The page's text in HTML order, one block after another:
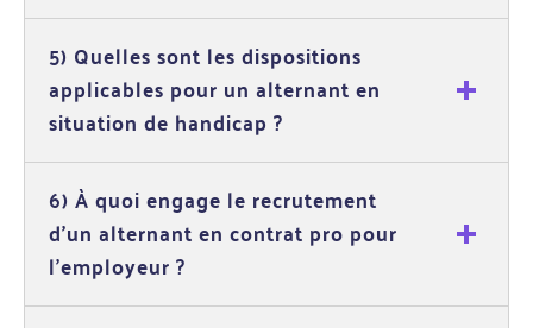
5) Quelles sont les dispositions
applicables pour un alternant en
situation de handicap ?
6) À quoi engage le recrutement
d'un alternant en contrat pro pour
l'employeur ?